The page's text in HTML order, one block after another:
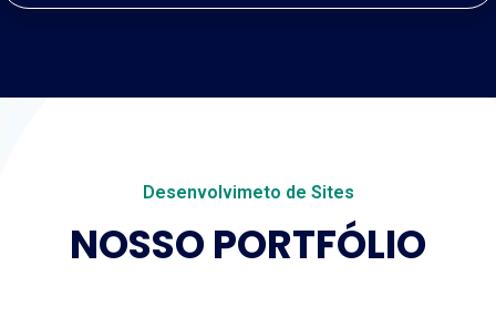
Desenvolvimeto de Sites
NOSSO PORTFÓLIO